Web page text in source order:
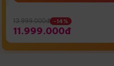
13.999.000đ -14%
11.999.000đ